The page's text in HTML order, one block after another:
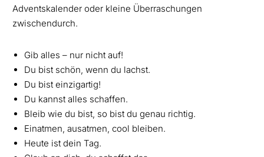
Adventskalender oder kleine Überraschungen
zwischendurch.
Gib alles – nur nicht auf!
Du bist schön, wenn du lachst.
Du bist einzigartig!
Du kannst alles schaffen.
Bleib wie du bist, so bist du genau richtig.
Einatmen, ausatmen, cool bleiben.
Heute ist dein Tag.